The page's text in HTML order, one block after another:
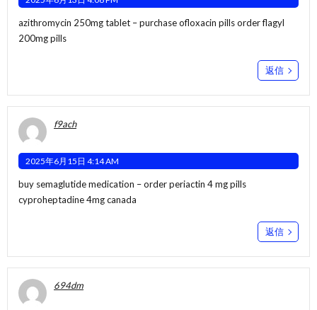
azithromycin 250mg tablet –purchase ofloxacin pillsorder flagyl
200mg pills
返信
f9ach
2025年6月15日 4:14 AM
buy semaglutide medication –order periactin 4 mg pills
cyproheptadine 4mg canada
返信
694dm